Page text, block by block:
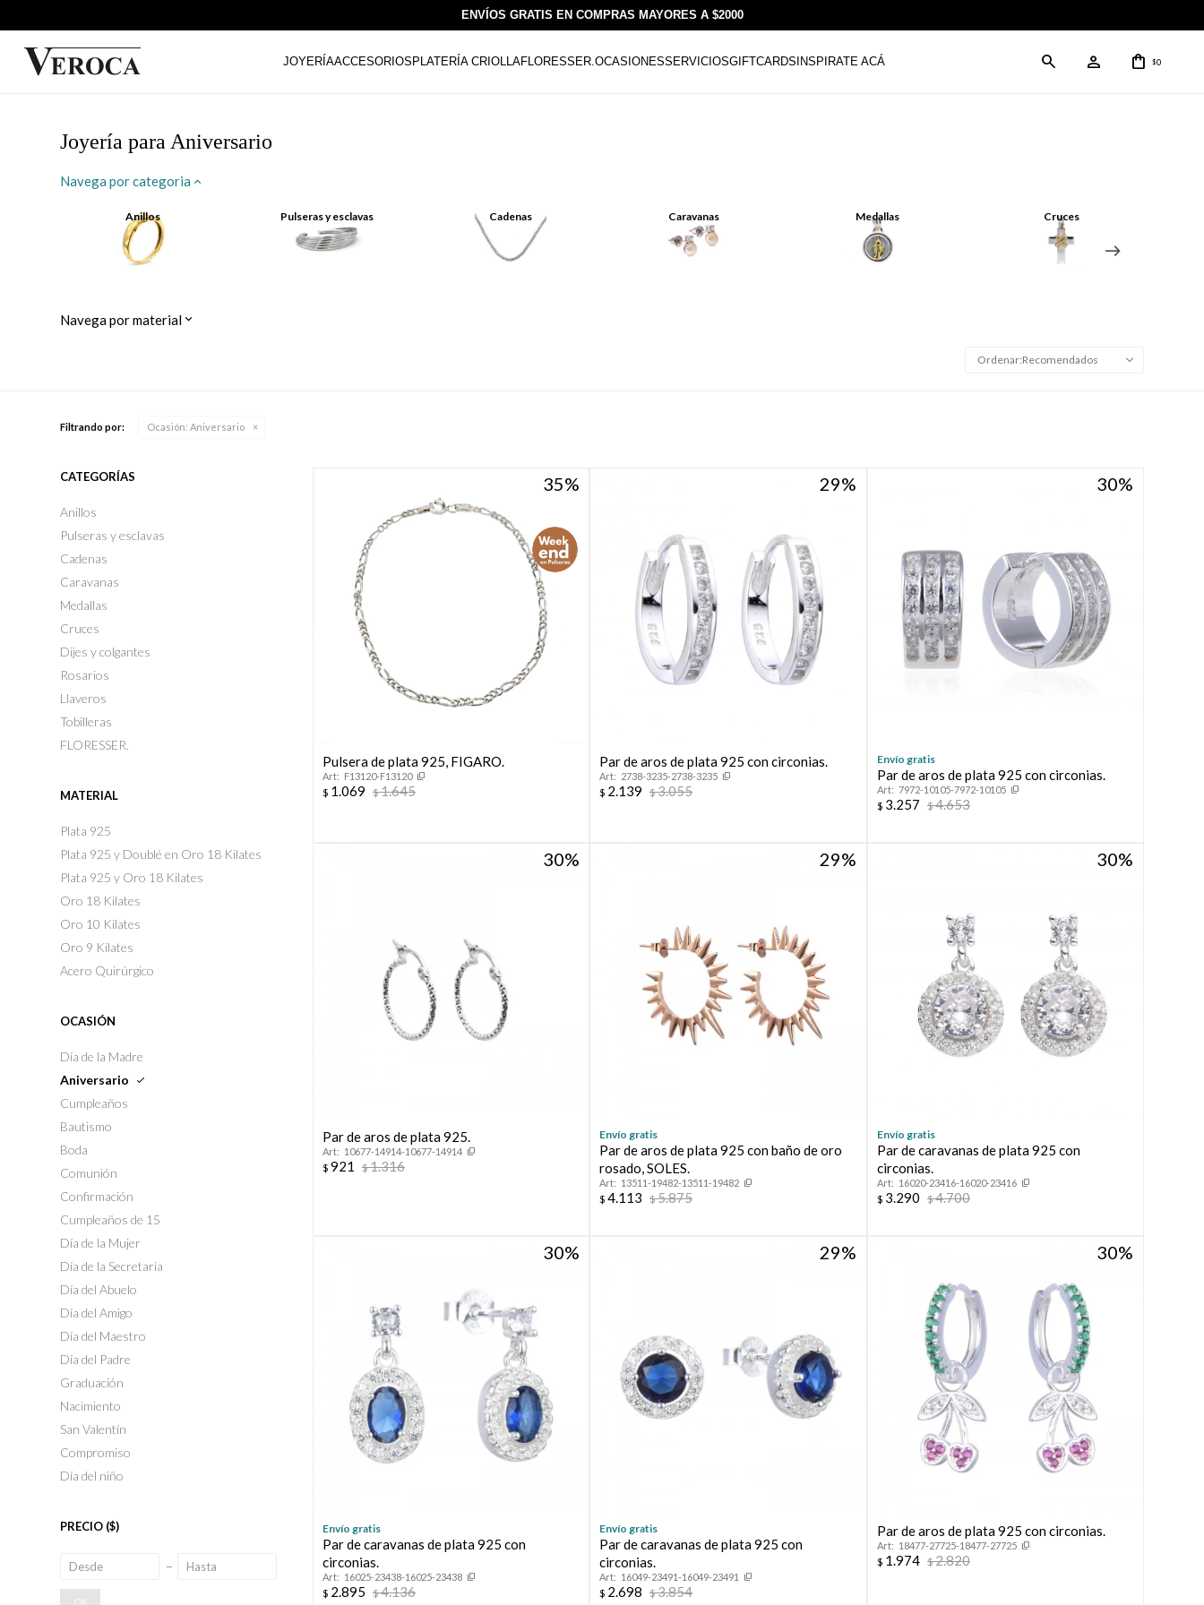
ENVÍOS GRATIS EN COMPRAS MAYORES A $2000
JOYERÍAACCESORIOS PLATERÍA CRIOLLAFLORESSER.OCASIONESSERVICIOSGIFTCARDS INSPIRATE ACÁ $0
Joyería para Aniversario
Navega por categoria
Anillos Pulseras y esclavas Cadenas Caravanas Medallas Cruces
Navega por material
Recomendados
Filtrando por: Ocasión: Aniversario
35
Pulsera de plata 925, FIGARO.
F13120-F13120
$ 1.069 $1.645
29
Par de aros de plata 925 con circonias.
2738-3235-2738-3235
$ 2.139 $3.055
30
Envío gratis
Par de aros de plata 925 con circonias.
7972-10105-7972-10105
$ 3.257 $4.653
30
Par de aros de plata 925.
10677-14914-10677-14914
$ 921 $1.316
29
Envío gratis
Par de aros de plata 925 con baño de oro
rosado, SOLES.
13511-19482-13511-19482
$ 4.113 $5.875
30
Envío gratis
Par de caravanas de plata 925 con
circonias.
16020-23416-16020-23416
$ 3.290 $4.700
30
Envío gratis
Par de caravanas de plata 925 con
circonias.
16025-23438-16025-23438
$ 2.895 $4.136
29
Envío gratis
Par de caravanas de plata 925 con
circonias.
16049-23491-16049-23491
$ 2.698 $3.854
30
Par de aros de plata 925 con circonias.
18477-27725-18477-27725
$ 1.974 $2.820
CATEGORÍAS
Anillos
Pulseras y esclavas
Cadenas
Caravanas
Medallas
Cruces
Dijes y colgantes
Rosarios
Llaveros
Tobilleras
FLORESSER.
MATERIAL
Plata 925
Plata 925 y Doublé en Oro 18 Kilates
Plata 925 y Oro 18 Kilates
Oro 18 Kilates
Oro 10 Kilates
Oro 9 Kilates
Acero Quirúrgico
OCASIÓN
Día de la Madre
Aniversario
Cumpleaños
Bautismo
Boda
Comunión
Confirmación
Cumpleaños de 15
Día de la Mujer
Día de la Secretaria
Día del Abuelo
Día del Amigo
Día del Maestro
Día del Padre
Graduación
Nacimiento
San Valentín
Compromiso
Día del niño
PRECIO ($)
OK